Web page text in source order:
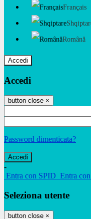
Français
Română
Accedi
Accedi
button close ×
Password dimenticata?
-
Entra con SPID Entra
Seleziona utente
button close ×